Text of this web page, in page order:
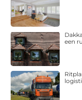
een